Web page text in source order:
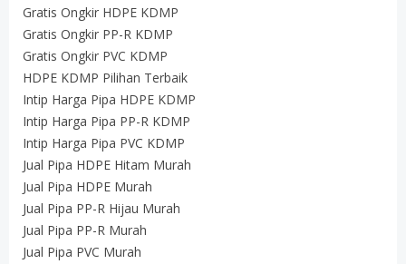
Gratis Ongkir HDPE KDMP
Gratis Ongkir PP-R KDMP
Gratis Ongkir PVC KDMP
HDPE KDMP Pilihan Terbaik
Intip Harga Pipa HDPE KDMP
Intip Harga Pipa PP-R KDMP
Intip Harga Pipa PVC KDMP
Jual Pipa HDPE Hitam Murah
Jual Pipa HDPE Murah
Jual Pipa PP-R Hijau Murah
Jual Pipa PP-R Murah
Jual Pipa PVC Murah